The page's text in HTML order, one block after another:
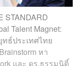
STANDARD
Talent Magnet:
ทธ์ประเทศไทย
หา
และ ดร.ธรรมนิติ์